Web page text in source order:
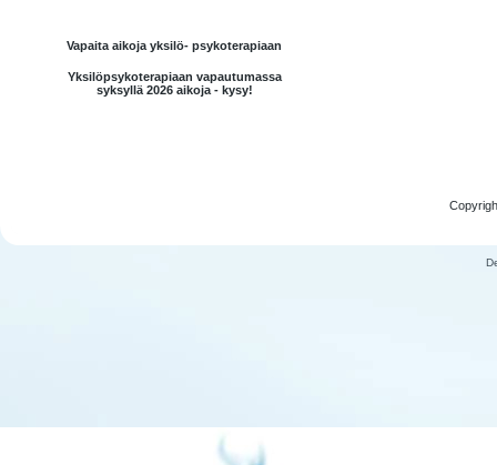
Vapaita aikoja yksilö- psykoterapiaan
Yksilöpsykoterapiaan vapautumassa
syksyllä 2026 aikoja - kysy!